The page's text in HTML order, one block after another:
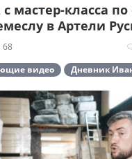
мастер-класса
в Артели
68
видео
Дневник